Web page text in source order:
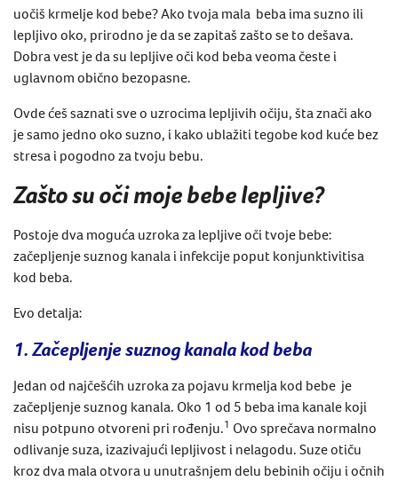
uočiš krmelje kod bebe? Ako tvoja mala beba ima suzno ili
lepljivo oko, prirodno je da se zapitaš zašto se to dešava.
Dobra vest je da su lepljive oči kod beba veoma česte i
uglavnom obično bezopasne.
Ovde ćeš saznati sve o uzrocima lepljivih očiju, šta znači ako
je samo jedno oko suzno, i kako ublažiti tegobe kod kuće bez
stresa i pogodno za tvoju bebu.
Zašto su oči moje bebe lepljive?
Postoje dva moguća uzroka za lepljive oči tvoje bebe:
začepljenje suznog kanala i infekcije poput konjunktivitisa
kod beba.
Evo detalja:
1. Začepljenje suznog kanala kod beba
Jedan od najčešćih uzroka za pojavu krmelja kod bebe je
začepljenje suznog kanala. Oko 1 od 5 beba ima kanale koji
nisu potpuno otvoreni pri rođenju.1 Ovo sprečava normalno
odlivanje suza, izazivajući lepljivost i nelagodu. Suze otiču
kroz dva mala otvora u unutrašnjem delu bebinih očiju i očnih